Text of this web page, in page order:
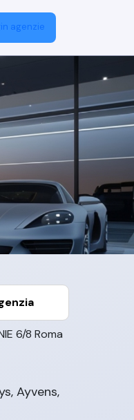
agenzie
6/8 Roma
Ayvens,